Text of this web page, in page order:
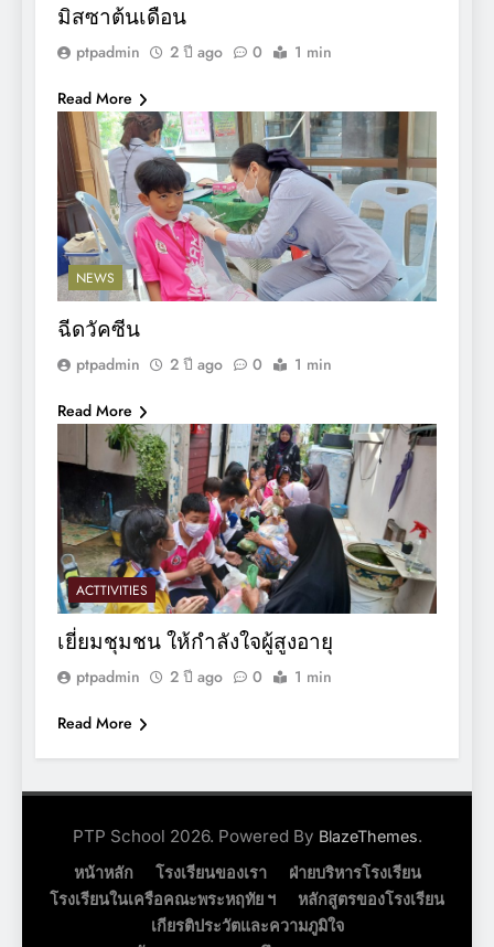
มิสซาต้นเดือน
ptpadmin 2 ปี ago 0 1 min
Read More
NEWS
ฉีดวัคซีน
ptpadmin 2 ปี ago 0 1 min
Read More
ACTTIVITIES
เยี่ยมชุมชน ให้กำลังใจผู้สูงอายุ
ptpadmin 2 ปี ago 0 1 min
Read More
PTP School 2026. Powered By BlazeThemes.
หน้าหลัก โรงเรียนของเรา
ฝ่ายบริหารโรงเรียน
โรงเรียนในเครือคณะพระหฤทัย ฯ
หลักสูตรของโรงเรียน
เกียรติประวัตและความภูมิใจ